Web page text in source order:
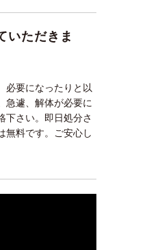
いただきま
必要になったりと以
急遽、解体が必要に
下さい。即日処分さ
無料です。ご安心し